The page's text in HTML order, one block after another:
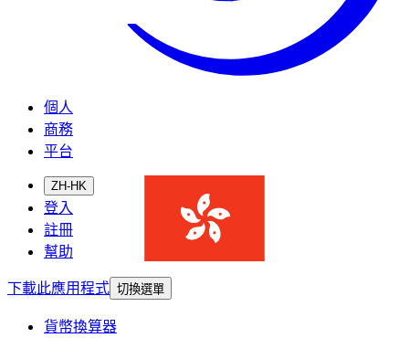
個人
商務
平台
ZH-HK
登入
註冊
幫助
下載此應用程式 切換選單
貨幣換算器